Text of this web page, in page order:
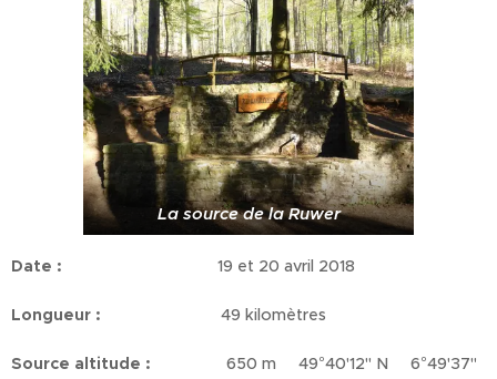
La source de la Ruwer
Date : 19 et 20 avril 2018
Longueur : 49 kilomètres
Source altitude : 650 m 49°40'12'' N 6°49'37''